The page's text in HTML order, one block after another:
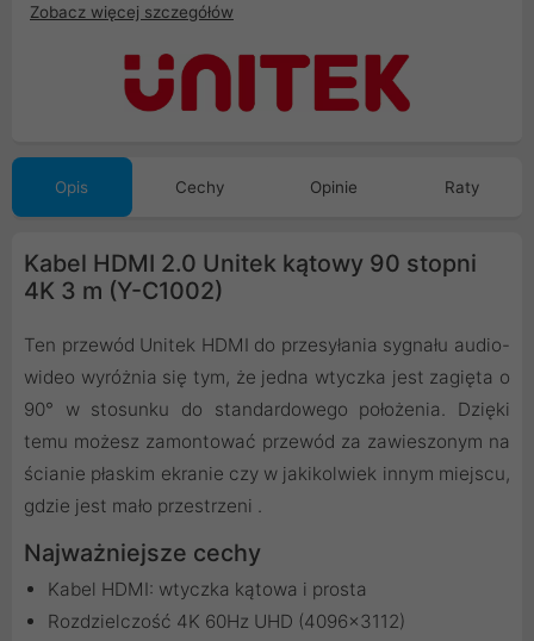
Zobacz więcej szczegółów
Opis Cechy Opinie Raty
Kabel HDMI 2.0 Unitek kątowy 90 stopni
4K 3 m (Y-C1002)
Ten przewód Unitek HDMI do przesyłania sygnału audio-
wideo wyróżnia się tym, że jedna wtyczka jest zagięta o
90° w stosunku do standardowego położenia. Dzięki
temu możesz zamontować przewód za zawieszonym na
ścianie płaskim ekranie czy w jakikolwiek innym miejscu,
gdzie jest mało przestrzeni .
Najważniejsze cechy
Kabel HDMI: wtyczka kątowa i prosta
Rozdzielczość 4K 60Hz UHD (4096×3112)